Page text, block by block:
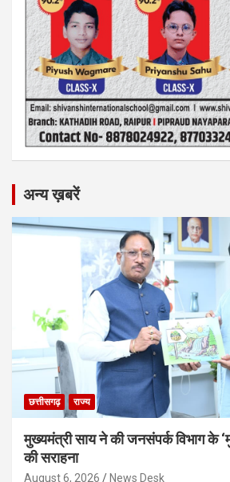
अन्य ख़बरें
छत्तीसगढ़ राज्य
मुख्यमंत्री साय ने की जनसंपर्क विभाग के
की सराहना
August 6, 2026 News Desk